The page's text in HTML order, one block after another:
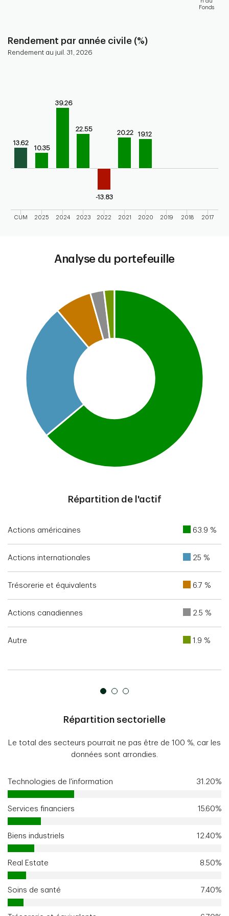
Fonds
Rendement par année civile (%)
Rendement au juil. 31, 2026
The chart has 1 X axis displaying categories.
13.62
10.35
39.26
22.55
-13.83
20.22 19.12
CUM 2025 2024 2023 2022 2021 2020 2019 2018 2017
Analyse du portefeuille
Pie chart with 5 slices.
This is a portfolio analysis pie chart
Répartition de l'actif
Actions américaines 63.9 %
Actions internationales 25 %
Trésorerie et équivalents 6.7 %
Actions canadiennes 2.5 %
Autre 1.9 %
Répartition sectorielle
Le total des secteurs pourrait ne pas être de 100 %, car les
données sont arrondies.
Technologies de l'information 31.20%
Services financiers 15.60%
Biens industriels 12.40%
Real Estate 8.50%
Soins de santé 7.40%